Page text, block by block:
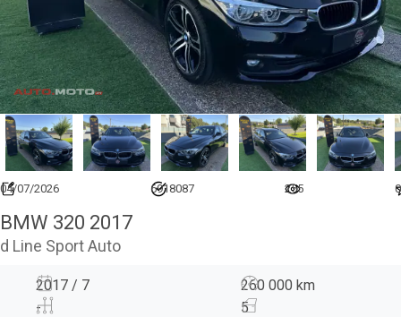
04/07/2026 6918087 255 0
BMW 320 2017
d Line Sport Auto
2017 / 7
260 000 km
-
5